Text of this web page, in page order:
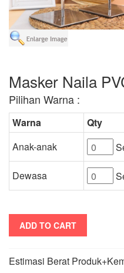
Masker Naila
Pilihan Warna :
Warna Qty
Anak-anak
Dewasa
ADD TO CART
Estimasi Berat